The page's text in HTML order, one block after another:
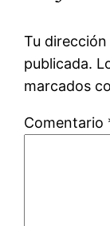
Tu
publicada.
marcados
Comentario